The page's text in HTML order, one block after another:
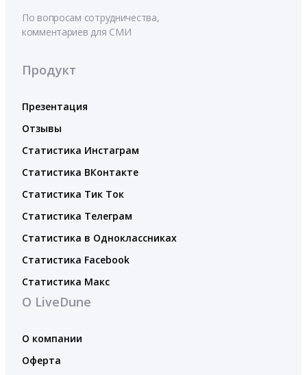
По вопросам сотрудничества,
комментариев для СМИ
Продукт
Презентация
Отзывы
Статистика Инстаграм
Статистика ВКонтакте
Статистика Тик Ток
Статистика Телеграм
Статистика в Одноклассниках
Статистика Facebook
Статистика Макс
О LiveDune
О компании
Оферта